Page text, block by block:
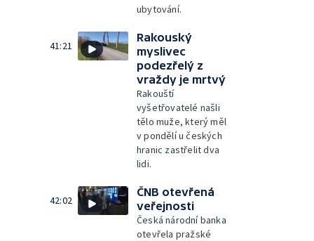
ubytování.
41:21
Rakouský
myslivec
podezřelý z
vraždy je mrtvý
Rakouští
vyšetřovatelé našli
tělo muže, který měl
v pondělí u českých
hranic zastřelit dva
lidi.
42:02
ČNB otevřená
veřejnosti
Česká národní banka
otevřela pražské